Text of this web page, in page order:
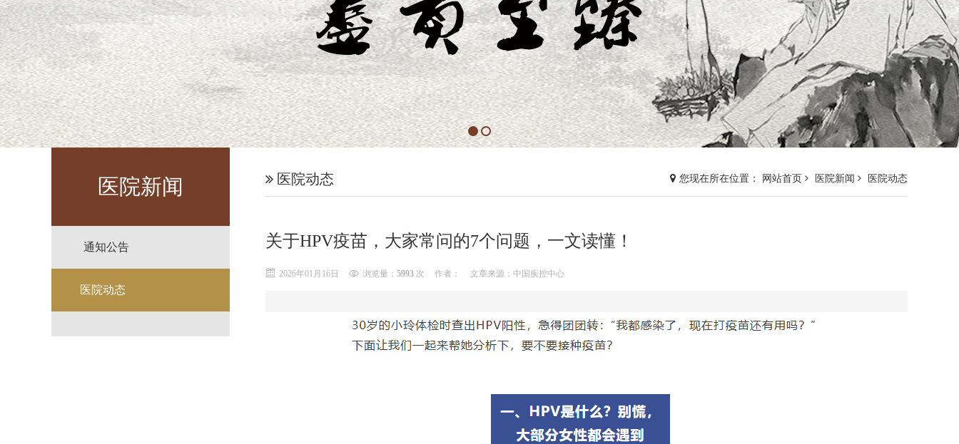
医院新闻
通知公告
医院动态
您现在所在位置： 网站首页 医院新闻 医院动态
医院动态
关于HPV疫苗，大家常问的7个问题，一文读懂！
2026年01月16日 浏览量： 5993 次 作者： 文章来源：中国疾控中心